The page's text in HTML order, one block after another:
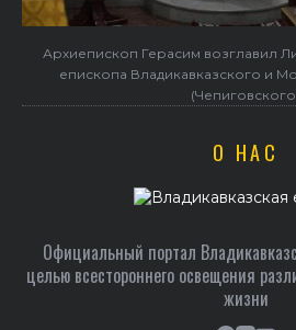
Архиепископ Герасим возглавил
епископа Владикавказского и
О НАС
Официальный портал
целью всестороннего освещения
жизни